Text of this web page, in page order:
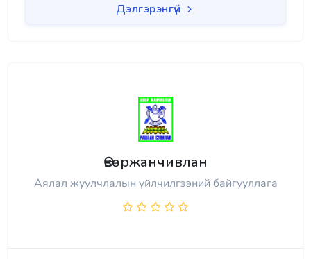
Дэлгэрэнгүй
Өвөржанчивлан
Аялал жуулчлалын үйлчилгээний байгууллага